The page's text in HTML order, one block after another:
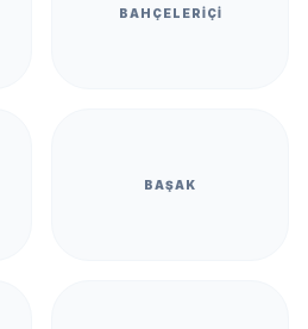
BAHÇELERIÇI
BAŞAK